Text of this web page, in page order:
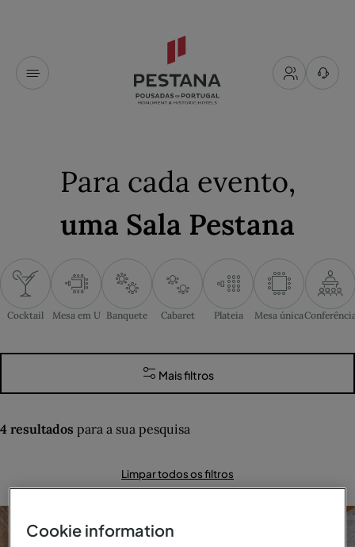
Para cada evento,
uma Sala Pestana
Cocktail Mesa em U Banquete Cabaret Plateia Mesa única
Mais filtros
4 resultados para a sua pesquisa
Limpar todos os filtros
Cookie information